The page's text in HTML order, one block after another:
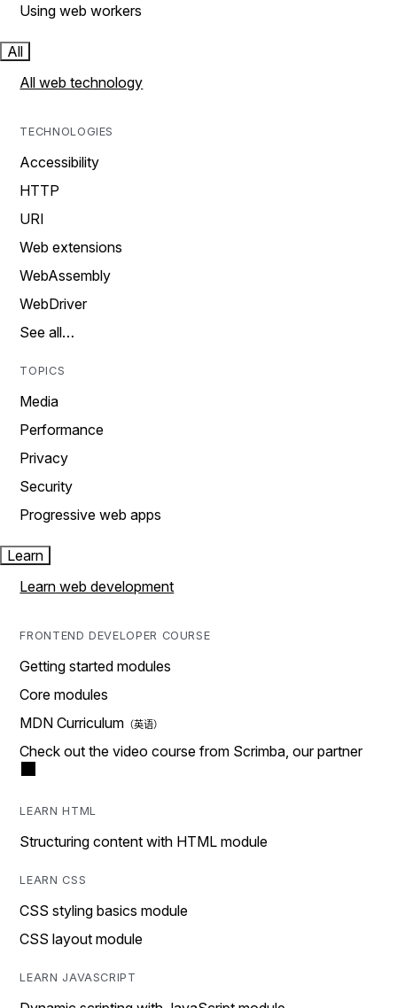
Using web workers
All
All web technology
TECHNOLOGIES
Accessibility
HTTP
URI
Web extensions
WebAssembly
WebDriver
See all…
TOPICS
Media
Performance
Privacy
Security
Progressive web apps
Learn
Learn web development
FRONTEND DEVELOPER COURSE
Getting started modules
Core modules
MDN Curriculum
Check out the video course from Scrimba, our partner
LEARN HTML
Structuring content with HTML module
LEARN CSS
CSS styling basics module
CSS layout module
LEARN JAVASCRIPT